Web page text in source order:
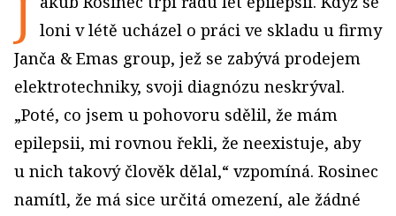
loni v létě ucházel o práci ve skladu u firmy
Janča & Emas group, jež se zabývá prodejem
elektrotechniky, svoji diagnózu neskrýval.
„Poté, co jsem u pohovoru sdělil, že mám
epilepsii, mi rovnou řekli, že neexistuje, aby
u nich takový člověk dělal,“ vzpomíná. Rosinec
namítl, že má sice určitá omezení, ale žádné